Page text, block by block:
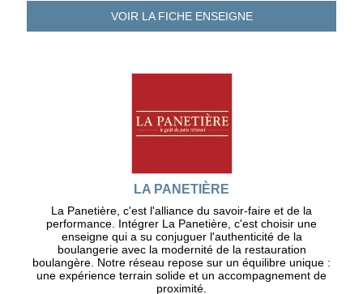
VOIR LA FICHEENSEIGNE
LA PANETIÈRE
La Panetière, c'est l'alliance du savoir-faire et de la
performance. Intégrer La Panetière, c'est choisir une
enseigne qui a su conjuguer l'authenticité de la
boulangerie avec la modernité de la restauration
boulangère. Notre réseau repose sur un équilibre unique :
une expérience terrain solide et un accompagnement de
proximité.